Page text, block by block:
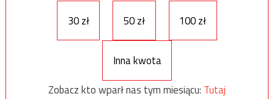
30 zł
50 zł 100 zł
Inna kwota
Zobacz kto wparł nas tym miesiącu: Tutaj